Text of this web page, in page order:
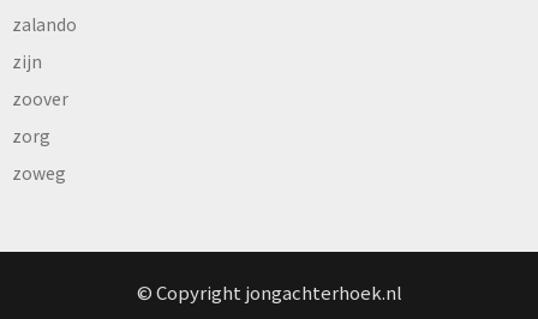
zalando
zijn
zoover
zorg
zoweg
© Copyright jongachterhoek.nl